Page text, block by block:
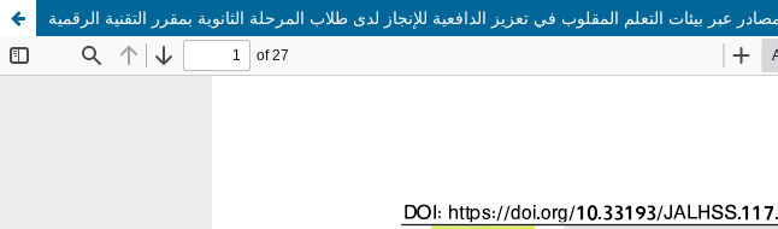
عبر بيئات التعلم المقلوب في تعزيز الدافعية للإنجاز لدى طلاب المرحلة الثانوية بمقرر التقنية الرقمية